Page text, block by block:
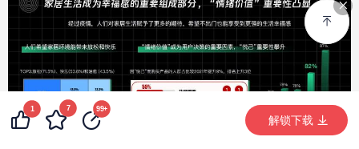
99+ 99+ 99+
解锁下载 (100514次)
1 7 99+
解锁下载